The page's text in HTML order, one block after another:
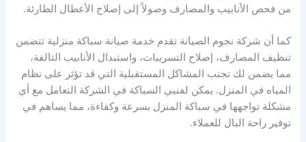
من فحص الأنابيب والمصارف وصولاً إلى إصلاح الأعطال الطارئة.
كما أن شركة نجوم الصيانة تقدم خدمة صيانة سباكة منزلية تتضمن
تنظيف المصارف، إصلاح التسريبات، واستبدال الأنابيب التالفة،
مما يضمن لك تجنب المشاكل المستقبلية التي قد تؤثر على نظام
المياه في المنزل. يمكن لفنيي السباكة في الشركة التعامل مع أي
مشكلة تواجهها في سباكة المنزل بسرعة وكفاءة، مما يساهم في
توفير راحة البال للعملاء.